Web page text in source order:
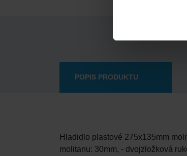
POPIS PRODUKTU
Hladidlo plastové 275x135mm
molitanu: 30mm, - dvojzložková